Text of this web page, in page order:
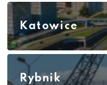
Katowice
Rybnik